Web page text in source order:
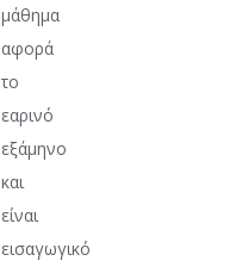
μάθημα
αφορά
το
εαρινό
εξάμηνο
και
είναι
εισαγωγικό